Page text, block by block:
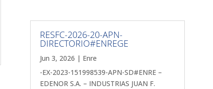
RESFC-2026-20-APN-
DIRECTORIO#ENREGE
Jun 3, 2026 | Enre
-EX-2023-151998539-APN-SD#ENRE –
EDENOR S.A. – INDUSTRIAS JUAN F.